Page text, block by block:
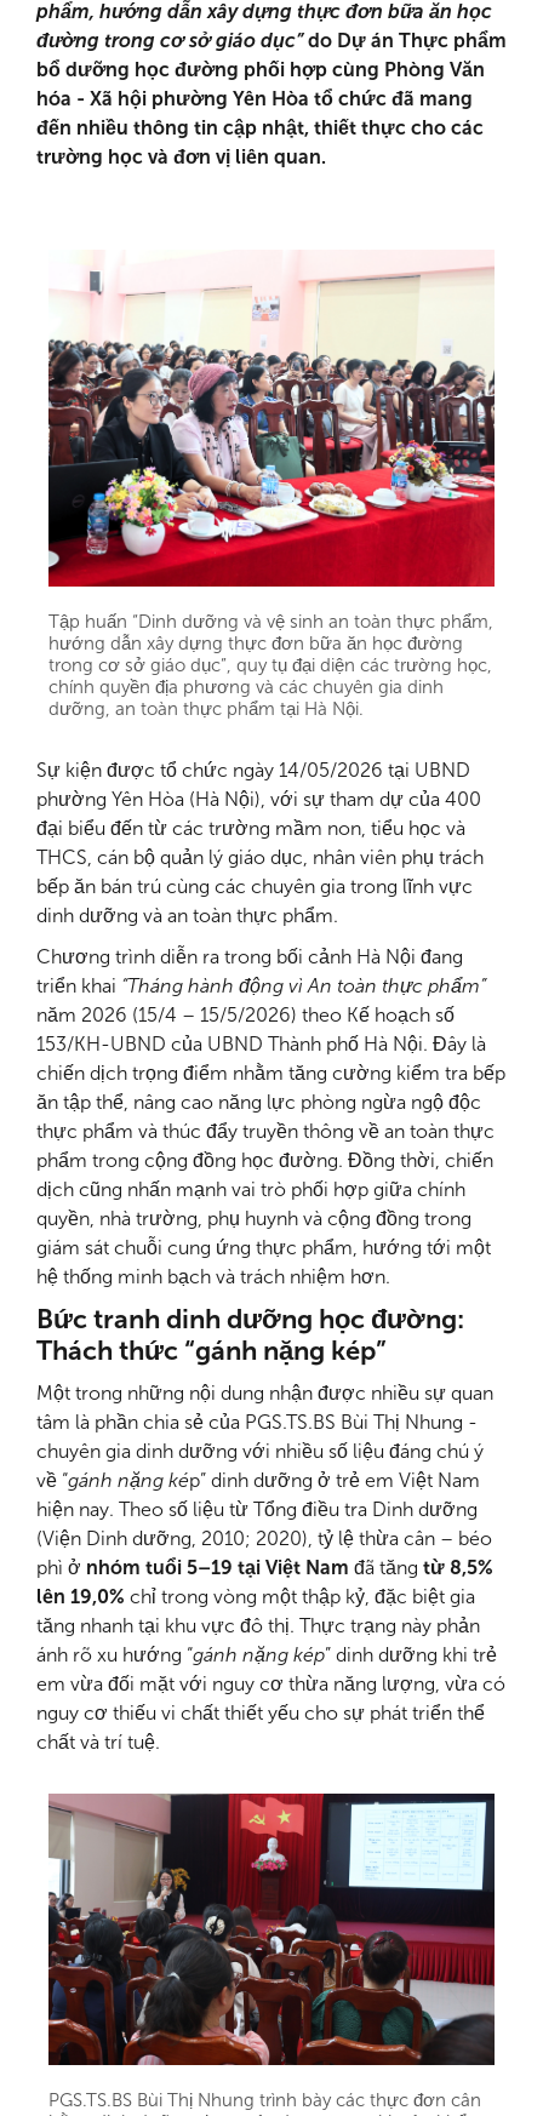
phẩm, hướng dẫn xây dựng thực đơn bữa ăn học
đường trong cơ sở giáo dục”do Dự án Thực phẩm
bổ dưỡng học đường phối hợp cùng Phòng Văn
hóa - Xã hội phường Yên Hòa tổ chức đã mang
đến nhiều thông tin cập nhật, thiết thực cho các
trường học và đơn vị liên quan.
Tập huấn “Dinh dưỡng và vệ sinh an toàn thực phẩm,
hướng dẫn xây dựng thực đơn bữa ăn học đường
trong cơ sở giáo dục”, quy tụ đại diện các trường học,
chính quyền địa phương và các chuyên gia dinh
dưỡng, an toàn thực phẩm tại Hà Nội.
Sự kiện được tổ chức ngày 14/05/2026 tại UBND
phường Yên Hòa (Hà Nội), với sự tham dự của 400
đại biểu đến từ các trường mầm non, tiểu học và
THCS, cán bộ quản lý giáo dục, nhân viên phụ trách
bếp ăn bán trú cùng các chuyên gia trong lĩnh vực
dinh dưỡng và an toàn thực phẩm.
Chương trình diễn ra trong bối cảnh Hà Nội đang
triển khai “Tháng hành động vì An toàn thực phẩm”
năm 2026 (15/4 – 15/5/2026) theo Kế hoạch số
153/KH-UBND của UBND Thành phố Hà Nội. Đây là
chiến dịch trọng điểm nhằm tăng cường kiểm tra bếp
ăn tập thể, nâng cao năng lực phòng ngừa ngộ độc
thực phẩm và thúc đẩy truyền thông về an toàn thực
phẩm trong cộng đồng học đường. Đồng thời, chiến
dịch cũng nhấn mạnh vai trò phối hợp giữa chính
quyền, nhà trường, phụ huynh và cộng đồng trong
giám sát chuỗi cung ứng thực phẩm, hướng tới một
hệ thống minh bạch và trách nhiệm hơn.
Bức tranh dinh dưỡng học đường:
Thách thức “gánh nặng kép”
Một trong những nội dung nhận được nhiều sự quan
tâm là phần chia sẻ của PGS.TS.BS Bùi Thị Nhung -
chuyên gia dinh dưỡng với nhiều số liệu đáng chú ý
về “gánh nặng kép” dinh dưỡng ở trẻ em Việt Nam
hiện nay. Theo số liệu từ Tổng điều tra Dinh dưỡng
(Viện Dinh dưỡng, 2010; 2020), tỷ lệ thừa cân – béo
phì ở nhóm tuổi 5–19 tại Việt Nam đã tăng từ 8,5%
lên 19,0% chỉ trong vòng một thập kỷ, đặc biệt gia
tăng nhanh tại khu vực đô thị. Thực trạng này phản
ánh rõ xu hướng “gánh nặng kép” dinh dưỡng khi trẻ
em vừa đối mặt với nguy cơ thừa năng lượng, vừa có
nguy cơ thiếu vi chất thiết yếu cho sự phát triển thể
chất và trí tuệ.
PGS.TS.BS Bùi Thị Nhung trình bày các thực đơn cân